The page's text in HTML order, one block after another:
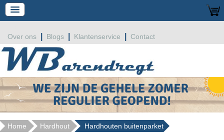
Over ons Blogs Klantenservice Contact
Home Hardhout Hardhouten buitenparket